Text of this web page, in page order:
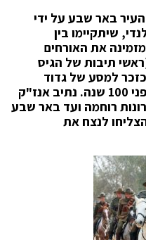
לכיבוש העיר באר שבע על ידי
שיתקיימו בין
קק"ל מזמינה את האורחים
תיבות של הגיס
כזכר למסע של גדוד
הפרשים שכבש את באר שבע לפני 100 שנה. נתיב אנז"ק
רוחמה ועד באר שבע
לנצח את